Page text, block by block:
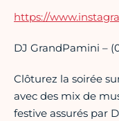
https://
DJ GrandPamini –
Clôturez la soirée
avec des mix de
festive assurés par